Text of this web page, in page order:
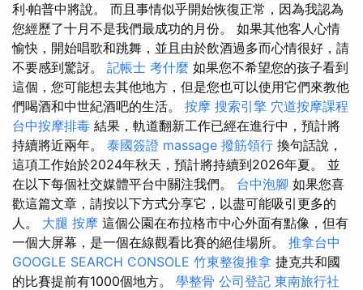
利·帕普中將說。 而且事情似乎開始恢復正常，因為我認為
您經歷了十月不是我們最成功的月份。 如果其他客人心情
愉快，開始唱歌和跳舞，並且由於飲酒過多而心情很好，請
不要感到驚訝。 記帳士 考什麼 如果您不希望您的孩子看到
這個，您可能想去其他地方，但是您也可以使用它們來教他
們喝酒和中世紀酒吧的生活。 按摩 搜索引擎 穴道按摩課程
台中按摩排毒 結果，軌道翻新工作已經在進行中，預計將
持續將近兩年。 泰國簽證 massage 撥筋領行 換句話說，
這項工作始於2024年秋天，預計將持續到2026年夏。 並
在以下每個社交媒體平台中關注我們。 台中泡腳 如果您喜
歡這篇文章，請按以下方式分享它，以盡可能吸引更多的
人。 大腿 按摩 這個公園在布拉格市中心外面有點像，但有
一個大屏幕，是一個在線觀看比賽的絕佳場所。 推拿台中
GOOGLE SEARCH CONSOLE 竹東整復推拿 捷克共和國
的比賽提前有1000個地方。 學整骨 公司登記 東南旅行社